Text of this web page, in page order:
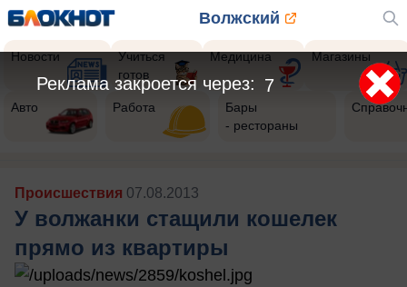
Волжский
Новости
Учиться
готов
Медицина Магазины
Авто Работа
Бары
- рестораны
Происшествия 07.08.2013
У волжанки стащили кошелек
прямо из квартиры
5
Реклама закроется через: